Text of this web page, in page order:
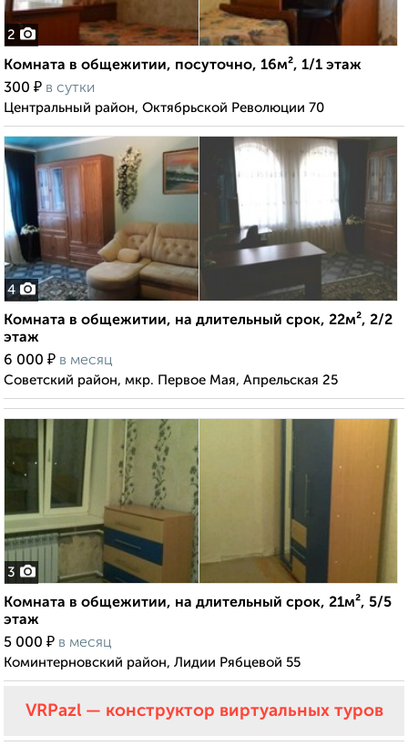
2
Комната в общежитии, посуточно, 16м², 1/1 этаж
300 ₽ в сутки
Центральный район, Октябрьской Революции 70
4
Комната в общежитии, на длительный срок, 22м², 2/2
этаж
6 000 ₽ в месяц
Советский район, мкр. Первое Мая, Апрельская 25
3
Комната в общежитии, на длительный срок, 21м², 5/5
этаж
5 000 ₽ в месяц
Коминтерновский район, Лидии Рябцевой 55
VRPazl — конструктор виртуальных туров